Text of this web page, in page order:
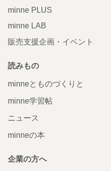
minne PLUS
minne LAB
販売支援企画・イベント
読みもの
minneとものづくりと
minne学習帖
ニュース
minneの本
企業の方へ